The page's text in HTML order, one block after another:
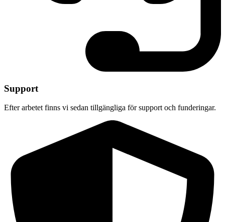
Support
Efter arbetet finns vi sedan tillgängliga för support och funderingar.